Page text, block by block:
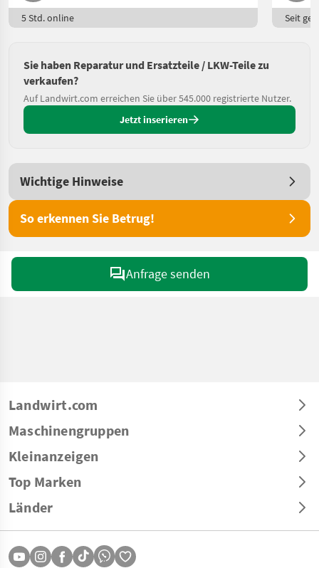
5 Std. online Seit
Sie haben Reparatur und Ersatzteile / LKW-Teile zu
verkaufen?
Auf Landwirt.com erreichen Sie über 545.000 registrierte Nutzer.
Jetzt inserieren
Wichtige Hinweise
So erkennen Sie Betrug!
Anfrage senden
Landwirt.com
Maschinengruppen
Kleinanzeigen
Top Marken
Länder